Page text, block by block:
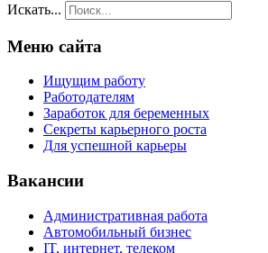
Искать...
Меню сайта
Ищущим работу
Работодателям
Заработок для беременных
Секреты карьерного роста
Для успешной карьеры
Вакансии
Административная работа
Автомобильный бизнес
IT, интернет, телеком